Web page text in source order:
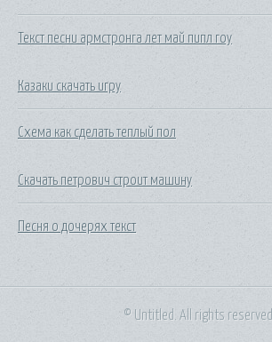
Текст песни армстронга лет май пипл гоу
Казаки скачать игру
Схема как сделать теплый пол
Скачать петрович строит машину
Песня о дочерях текст
© Untitled. All rights reserved.